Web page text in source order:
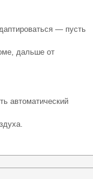
— пусть
дальше от
автоматический